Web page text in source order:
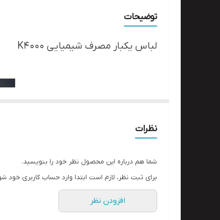
توضیحات
لباس یکبار مصرف شیمیایی K4000
ویژگی محصول
نظرات
شما هم درباره این محصول نظر خود را بنویسید.
برای ثبت نظر، لازم است ابتدا وارد حساب کاربری خود
افزودن نظر